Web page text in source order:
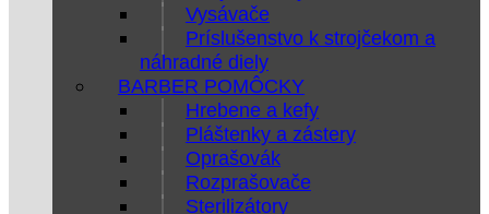
Vysávače
Príslušenstvo k strojčekom a
náhradné diely
BARBER POMÔCKY
Hrebene a kefy
Pláštenky a zástery
Oprašovák
Rozprašovače
Sterilizátory